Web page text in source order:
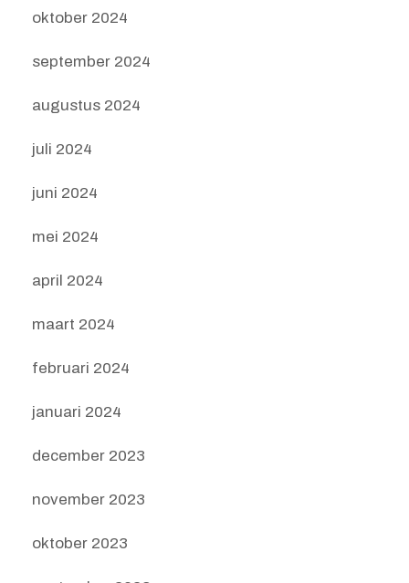
oktober 2024
september 2024
augustus 2024
juli 2024
juni 2024
mei 2024
april 2024
maart 2024
februari 2024
januari 2024
december 2023
november 2023
oktober 2023